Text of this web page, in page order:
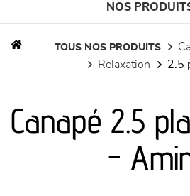
NOS
séjours
meubles de complément
TOUS NOS PRODUITS
relaxation
Canapé 2.5
-